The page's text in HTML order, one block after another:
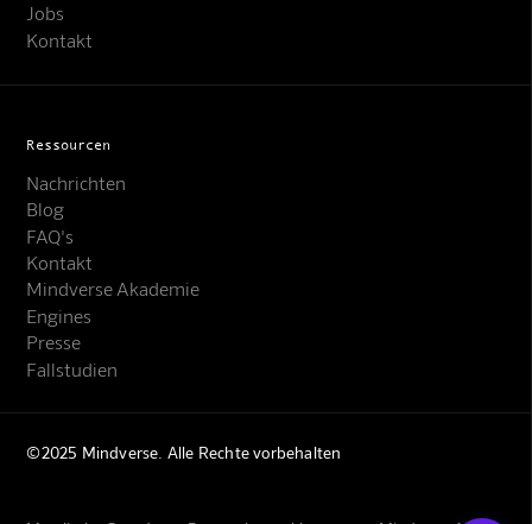
Online · KI-Assistent
Mindverse
Jobs
Kontakt
Ressourcen
Nachrichten
Blog
FAQ's
Kontakt
Mindverse Akademie
Engines
Presse
Fallstudien
©2025 Mindverse. Alle Rechte vorbehalten